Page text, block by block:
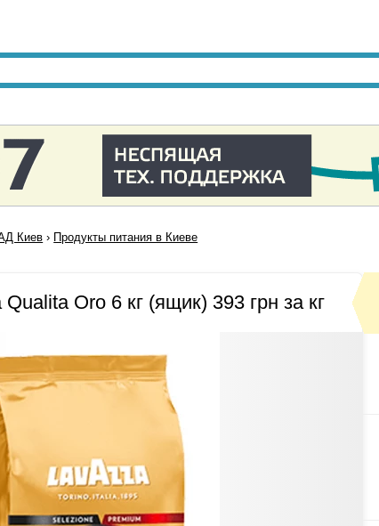
Киев › Продукты питания в Киеве
Oro 6 кг (ящик) 393 грн за кг